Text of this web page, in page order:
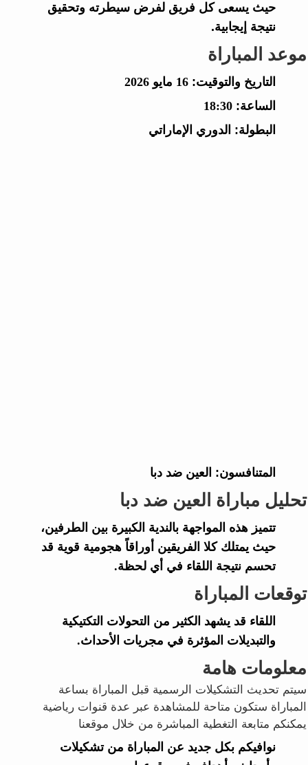
حيث يسعى كل فريق لفرض سيطرته وتحقيق
نتيجة إيجابية.
موعد المباراة
التاريخ والتوقيت: 16 مايو 2026
الساعة: 18:30
البطولة: الدوري الإماراتي
المتنافسون: العين ضد دبا
تحليل مباراة العين ضد دبا
تتميز هذه المواجهة بالندية الكبيرة بين الطرفين،
حيث يمتلك كلا الفريقين أوراقاً هجومية قوية قد
تحسم نتيجة اللقاء في أي لحظة.
توقعات المباراة
اللقاء قد يشهد الكثير من التحولات التكتيكية
والتبديلات المؤثرة في مجريات الأحداث.
معلومات هامة
سيتم تحديث التشكيلات الرسمية قبل المباراة بساعة
المباراة ستكون متاحة للمشاهدة عبر عدة قنوات رياضية
يمكنكم متابعة التغطية المباشرة من خلال موقعنا
نوافيكم بكل جديد عن المباراة من تشكيلات